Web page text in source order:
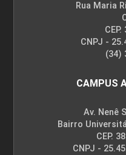
Rua Maria
CNPJ -
(34)
CAMPUS
Av. Nenê
Bairro
CEP.
CNPJ -